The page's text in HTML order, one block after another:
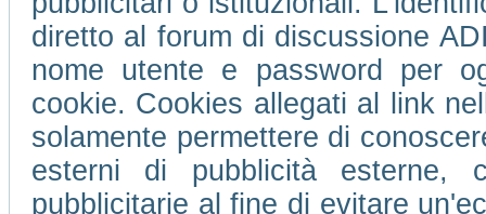
diretto al forum di discussione
nome utente e password per
cookie. Cookies allegati al link
solamente permettere di
esterni di pubblicità esterne,
pubblicitarie al fine di evitare